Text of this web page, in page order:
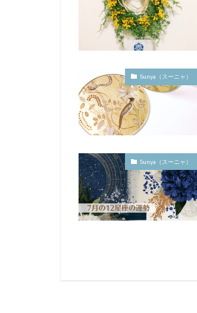
Sunya（スーニャ）
Sunya（スーニャ）